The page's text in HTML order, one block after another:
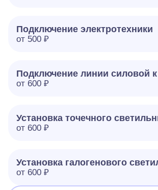
Подключение электротехники
от 500 ₽
Подключение линии силовой
от 600 ₽
Установка точечного
от 600 ₽
Установка галогенового
от 600 ₽